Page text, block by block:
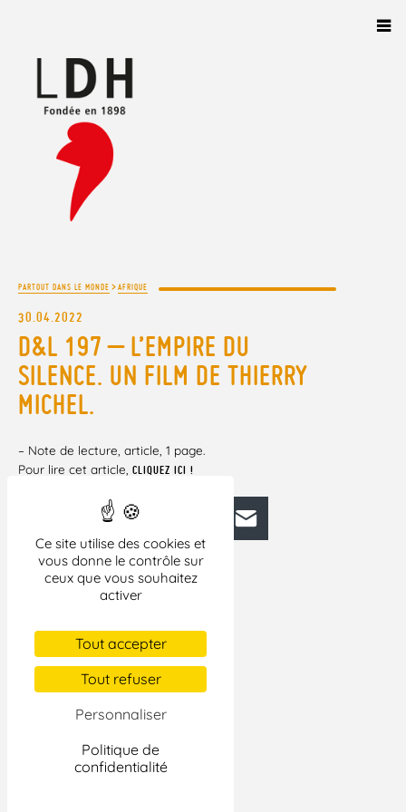
Ce site utilise des cookies et
vous donne le contrôle sur
ceux que vous souhaitez
activer
Tout accepter
Tout refuser
Personnaliser
Politique de
confidentialité
PARTOUT DANS LE MONDE >AFRIQUE
30.04.2022
D&L 197 – L’EMPIRE DU
SILENCE. UN FILM DE THIERRY
MICHEL.
– Note de lecture, article, 1 page.
Pour lire cet article, CLIQUEZ ICI !
FacebookBlueskyMastodonLinkedIn